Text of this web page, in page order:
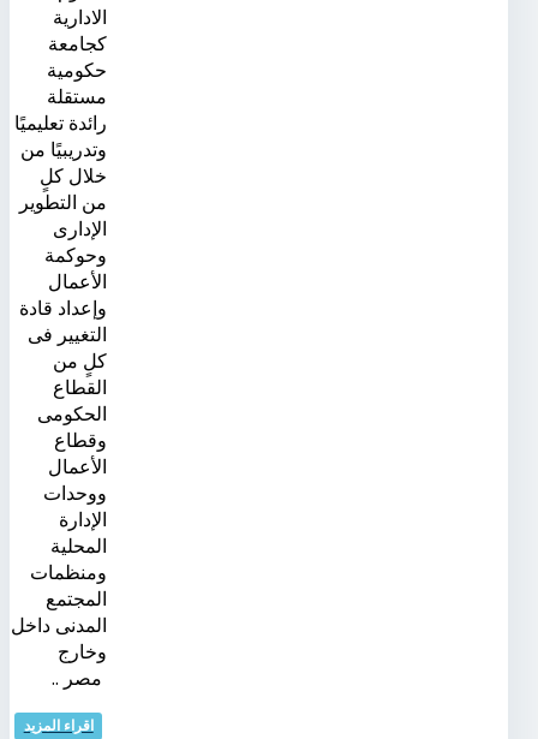
الادارية
كجامعة
حكومية
مستقلة
رائدة تعليميًا
وتدريبيًا من
خلال كلٍ
من التطوير
الإدارى
وحوكمة
الأعمال
وإعداد قادة
التغيير فى
كلٍ من
القطاع
الحكومى
وقطاع
الأعمال
ووحدات
الإدارة
المحلية
ومنظمات
المجتمع
المدنى داخل
وخارج
مصر ..
اقراء المزيد